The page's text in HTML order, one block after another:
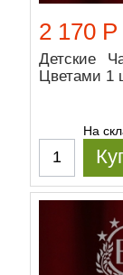
2 170 Р
Детские
Цветами 1
На